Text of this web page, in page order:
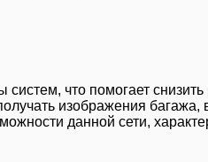
что помогает
изображения
данной сети,